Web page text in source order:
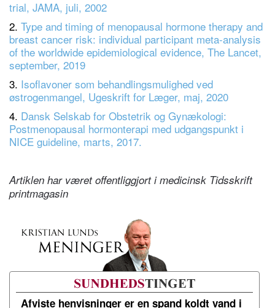
trial, JAMA, juli, 2002
2. Type and timing of menopausal hormone therapy and
breast cancer risk: individual participant meta-analysis
of the worldwide epidemiological evidence, The Lancet,
september, 2019
3. Isoflavoner som behandlingsmulighed ved
østrogenmangel, Ugeskrift for Læger, maj, 2020
4. Dansk Selskab for Obstetrik og Gynækologi:
Postmenopausal hormonterapi med udgangspunkt i
NICE guideline, marts, 2017.
Artiklen har været offentliggjort i medicinsk Tidsskrift
printmagasin
Afviste henvisninger er en spand koldt vand i